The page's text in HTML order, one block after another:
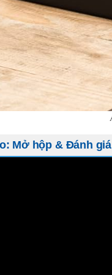
Mở hộp & Đánh